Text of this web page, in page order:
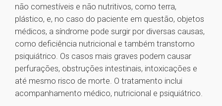
não comestíveis e não nutritivos, como terra,
plástico, e, no caso do paciente em questão, objetos
médicos, a síndrome pode surgir por diversas causas,
como deficiência nutricional e também transtorno
psiquiátrico. Os casos mais graves podem causar
perfurações, obstruções intestinais, intoxicações e
até mesmo risco de morte. O tratamento inclui
acompanhamento médico, nutricional e psiquiátrico.